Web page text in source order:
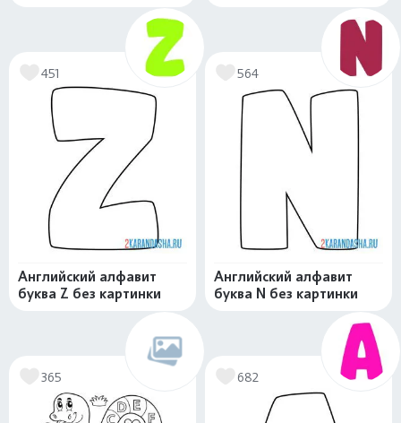
451
Английский алфавит
буква Z без картинки
564
Английский алфавит
буква N без картинки
365 682